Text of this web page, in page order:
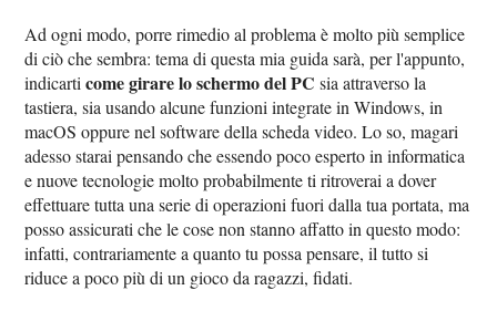
Ad ogni modo, porre rimedio al problema è molto più semplice
di ciò che sembra: tema di questa mia guida sarà, per l'appunto,
indicarticome girare lo schermo del PC sia attraverso la
tastiera, sia usando alcune funzioni integrate in Windows, in
macOS oppure nel software della scheda video. Lo so, magari
adesso starai pensando che essendo poco esperto in informatica
e nuove tecnologie molto probabilmente ti ritroverai a dover
effettuare tutta una serie di operazioni fuori dalla tua portata, ma
posso assicurati che le cose non stanno affatto in questo modo:
infatti, contrariamente a quanto tu possa pensare, il tutto si
riduce a poco più di un gioco da ragazzi, fidati.